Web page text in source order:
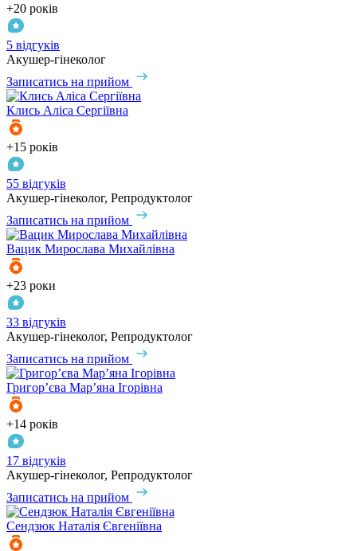
+20 років
5 відгуків
Акушер-гінеколог
Записатись на прийом
Клись Аліса Сергіївна
+15 років
55 відгуків
Акушер-гінеколог, Репродуктолог
Записатись на прийом
Вацик Мирослава Михайлівна
+23 роки
33 відгуків
Акушер-гінеколог, Репродуктолог
Записатись на прийом
Григор’єва Мар’яна Ігорівна
+14 років
17 відгуків
Акушер-гінеколог, Репродуктолог
Записатись на прийом
Сендзюк Наталія Євгеніївна